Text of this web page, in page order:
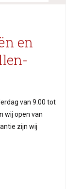
en
van 9.00 tot
wij open van
zijn wij